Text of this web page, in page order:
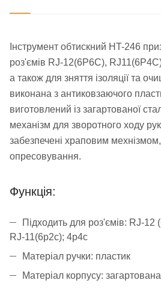
Інструмент обтискний HT-246
роз'ємів RJ-12(6P6C),
а також для зняття ізоляції та
виконана з антиковзаючого
виготовлений із загартованої
механізм для зворотного ходу
забезпечені храповим
опресовування.
Функція:
Підходить для роз'ємів: RJ-12
RJ-11(6p2c); 4p4c
Матеріал ручки: пластик
Матеріал корпусу: